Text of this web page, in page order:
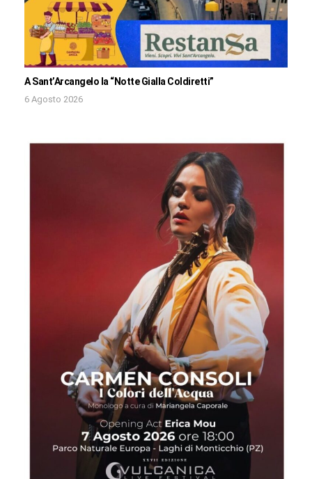
A Sant’Arcangelo la “Notte Gialla Coldiretti”
6 Agosto 2026